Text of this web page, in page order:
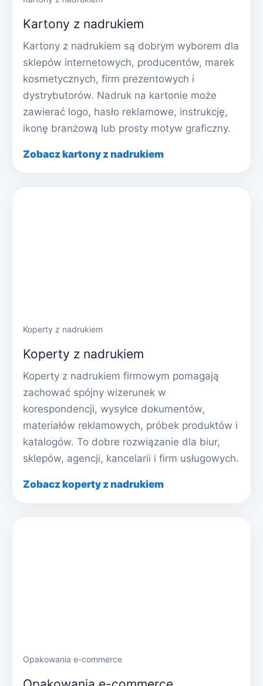
Kartony z nadrukiem
Kartony z nadrukiem są dobrym wyborem dla
sklepów internetowych, producentów, marek
kosmetycznych, firm prezentowych i
dystrybutorów. Nadruk na kartonie może
zawierać logo, hasło reklamowe, instrukcję,
ikonę branżową lub prosty motyw graficzny.
Zobacz kartony z nadrukiem
Koperty z nadrukiem
Koperty z nadrukiem
Koperty z nadrukiem firmowym pomagają
zachować spójny wizerunek w
korespondencji, wysyłce dokumentów,
materiałów reklamowych, próbek produktów i
katalogów. To dobre rozwiązanie dla biur,
sklepów, agencji, kancelarii i firm usługowych.
Zobacz koperty z nadrukiem
Opakowania e-commerce